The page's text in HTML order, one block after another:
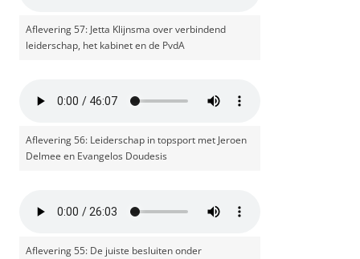
Aflevering 57: Jetta Klijnsma over verbindend
leiderschap, het kabinet en de PvdA
Aflevering 56: Leiderschap in topsport met Jeroen
Delmee en Evangelos Doudesis
Aflevering 55: De juiste besluiten onder